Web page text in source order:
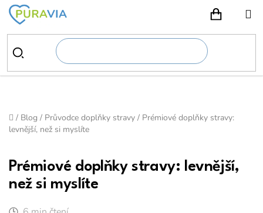
Přejít
obsah
Domů
/ Blog / Průvodce doplňky stravy / Prémiové doplňky stravy:
levnější, než si myslíte
Prémiové doplňky stravy: levnější,
než si myslíte